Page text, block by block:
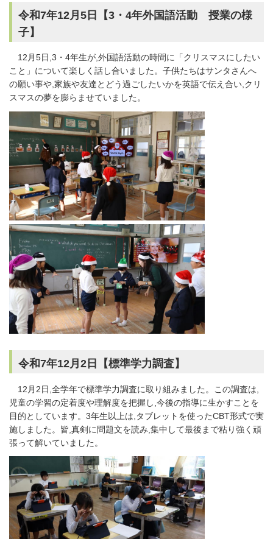
令和7年12月5日【3・4年外国語活動 授業の様
子】
12月5日,3・4年生が,外国語活動の時間に「クリスマスにしたい
こと」について楽しく話し合いました。子供たちはサンタさんへ
の願い事や,家族や友達とどう過ごしたいかを英語で伝え合い,クリ
スマスの夢を膨らませていました。
令和7年12月2日【標準学力調査】
12月2日,全学年で標準学力調査に取り組みました。この調査は,
児童の学習の定着度や理解度を把握し,今後の指導に生かすことを
目的としています。3年生以上は,タブレットを使ったCBT形式で実
施しました。皆,真剣に問題文を読み,集中して最後まで粘り強く頑
張って解いていました。